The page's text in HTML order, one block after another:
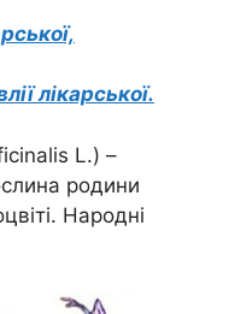
лікарської.
L.) –
родини
Народні